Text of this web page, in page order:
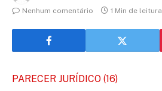
Nenhum comentário
1 Min de leitura
PARECER JURÍDICO (16)